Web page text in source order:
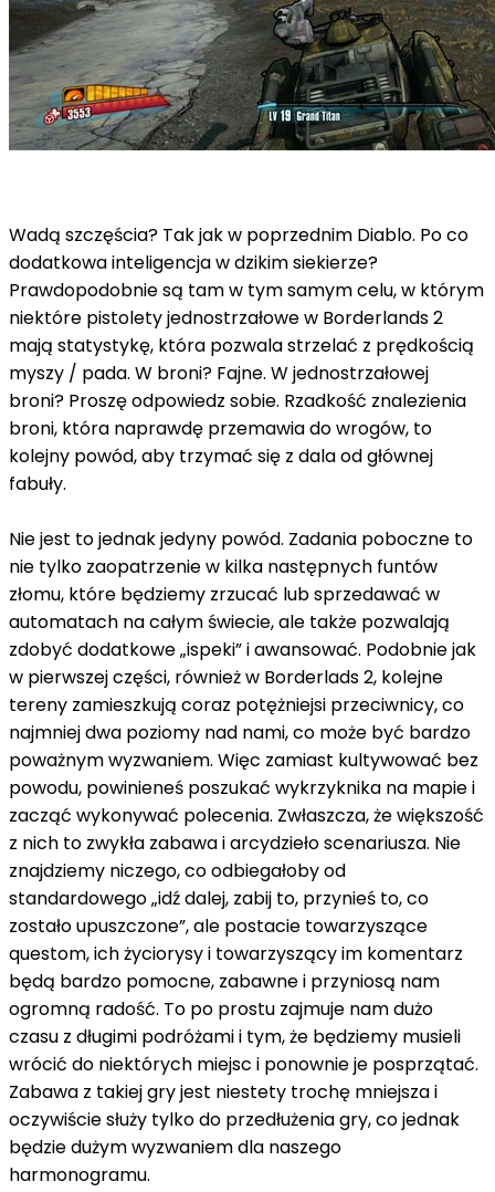
Wadą szczęścia? Tak jak w poprzednim Diablo. Po co
dodatkowa inteligencja w dzikim siekierze?
Prawdopodobnie są tam w tym samym celu, w którym
niektóre pistolety jednostrzałowe w Borderlands 2
mają statystykę, która pozwala strzelać z prędkością
myszy / pada. W broni? Fajne. W jednostrzałowej
broni? Proszę odpowiedz sobie. Rzadkość znalezienia
broni, która naprawdę przemawia do wrogów, to
kolejny powód, aby trzymać się z dala od głównej
fabuły.
Nie jest to jednak jedyny powód. Zadania poboczne to
nie tylko zaopatrzenie w kilka następnych funtów
złomu, które będziemy zrzucać lub sprzedawać w
automatach na całym świecie, ale także pozwalają
zdobyć dodatkowe „ispeki” i awansować. Podobnie jak
w pierwszej części, również w Borderlads 2, kolejne
tereny zamieszkują coraz potężniejsi przeciwnicy, co
najmniej dwa poziomy nad nami, co może być bardzo
poważnym wyzwaniem. Więc zamiast kultywować bez
powodu, powinieneś poszukać wykrzyknika na mapie i
zacząć wykonywać polecenia. Zwłaszcza, że ​​większość
z nich to zwykła zabawa i arcydzieło scenariusza. Nie
znajdziemy niczego, co odbiegałoby od
standardowego „idź dalej, zabij to, przynieś to, co
zostało upuszczone”, ale postacie towarzyszące
questom, ich życiorysy i towarzyszący im komentarz
będą bardzo pomocne, zabawne i przyniosą nam
ogromną radość. To po prostu zajmuje nam dużo
czasu z długimi podróżami i tym, że będziemy musieli
wrócić do niektórych miejsc i ponownie je posprzątać.
Zabawa z takiej gry jest niestety trochę mniejsza i
oczywiście służy tylko do przedłużenia gry, co jednak
będzie dużym wyzwaniem dla naszego
harmonogramu.